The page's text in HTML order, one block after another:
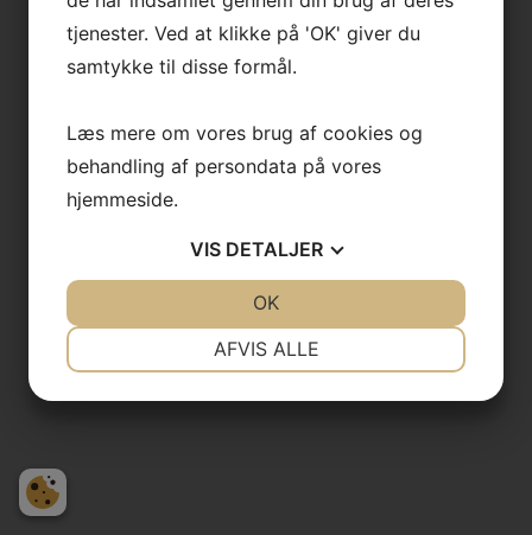
tjenester. Ved at klikke på 'OK' giver du
samtykke til disse formål.
Læs mere om vores brug af cookies og
behandling af persondata på vores
hjemmeside.
VIS DETALJER
AFVIS ALLE
OK